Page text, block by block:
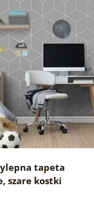
tapeta
szare kostki